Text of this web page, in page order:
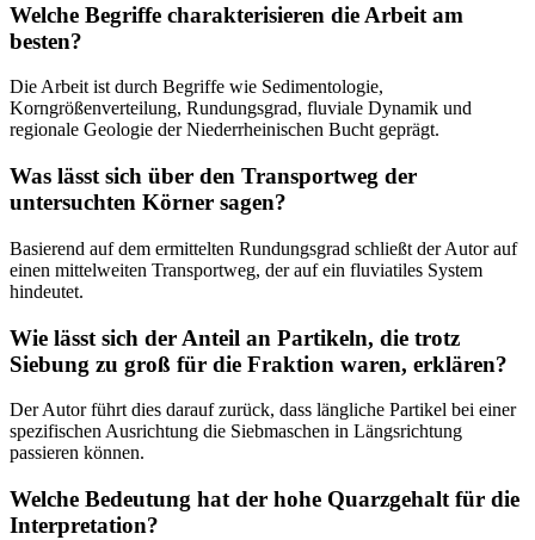
Welche Begriffe charakterisieren die Arbeit am
besten?
Die Arbeit ist durch Begriffe wie Sedimentologie,
Korngrößenverteilung, Rundungsgrad, fluviale Dynamik und
regionale Geologie der Niederrheinischen Bucht geprägt.
Was lässt sich über den Transportweg der
untersuchten Körner sagen?
Basierend auf dem ermittelten Rundungsgrad schließt der Autor auf
einen mittelweiten Transportweg, der auf ein fluviatiles System
hindeutet.
Wie lässt sich der Anteil an Partikeln, die trotz
Siebung zu groß für die Fraktion waren, erklären?
Der Autor führt dies darauf zurück, dass längliche Partikel bei einer
spezifischen Ausrichtung die Siebmaschen in Längsrichtung
passieren können.
Welche Bedeutung hat der hohe Quarzgehalt für die
Interpretation?